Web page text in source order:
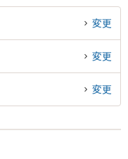
変更
変更
変更